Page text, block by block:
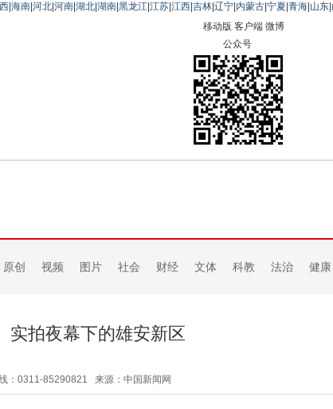
海南 河北 河南 湖北 湖南 黑龙江 江苏 江西 吉林 辽宁 内蒙古 宁夏 青海 山东
移动版 客户端 微博
公众号
原创 视频 图片 社会 财经 文体 科教 法治 健康
实拍夜幕下的雄安新区
：0311-85290821 来源：中国新闻网